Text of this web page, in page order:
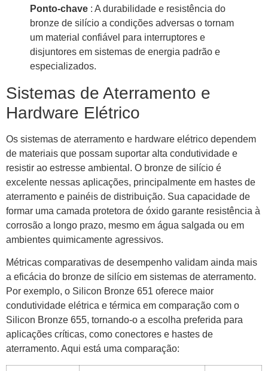
Ponto-chave : A durabilidade e resistência do
bronze de silício a condições adversas o tornam
um material confiável para interruptores e
disjuntores em sistemas de energia padrão e
especializados.
Sistemas de Aterramento e
Hardware Elétrico
Os sistemas de aterramento e hardware elétrico dependem
de materiais que possam suportar alta condutividade e
resistir ao estresse ambiental. O bronze de silício é
excelente nessas aplicações, principalmente em hastes de
aterramento e painéis de distribuição. Sua capacidade de
formar uma camada protetora de óxido garante resistência à
corrosão a longo prazo, mesmo em água salgada ou em
ambientes quimicamente agressivos.
Métricas comparativas de desempenho validam ainda mais
a eficácia do bronze de silício em sistemas de aterramento.
Por exemplo, o Silicon Bronze 651 oferece maior
condutividade elétrica e térmica em comparação com o
Silicon Bronze 655, tornando-o a escolha preferida para
aplicações críticas, como conectores e hastes de
aterramento. Aqui está uma comparação: